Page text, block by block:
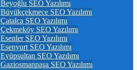
Beyoğlu SEO Yazılımı
Büyükçekmece SEO Yazılımı
Çatalca SEO Yazılımı
Çekmeköy SEO Yazılımı
Esenler SEO Yazılımı
Esenyurt SEO Yazılımı
Eyüpsultan SEO Yazılımı
Gaziosmanpaşa SEO Yazılımı